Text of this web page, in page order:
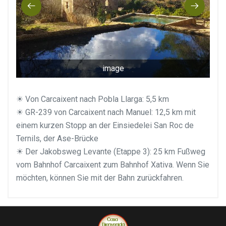
image
☀ Von Carcaixent nach Pobla Llarga: 5,5 km
☀ GR-239 von Carcaixent nach Manuel: 12,5 km mit
einem kurzen Stopp an der Einsiedelei San Roc de
Ternils, der Ase-Brücke
☀ Der Jakobsweg Levante (Etappe 3): 25 km Fußweg
vom Bahnhof Carcaixent zum Bahnhof Xativa. Wenn Sie
möchten, können Sie mit der Bahn zurückfahren.